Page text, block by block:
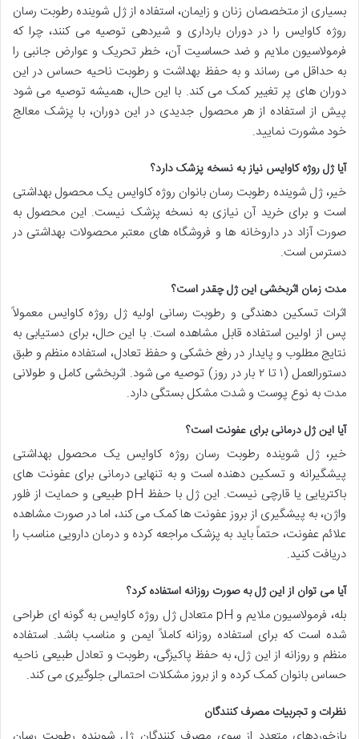
بسیاری از متخصصان زنان و زایمان، استفاده از ژل شوینده رطوبت رسان
روژه کاوایس را در دوران بارداری و شیردهی توصیه می کنند، چرا که
فرمولاسیون ملایم و ضد حساسیت آن، خطر تحریک و عوارض جانبی را
به حداقل می رساند و به حفظ بهداشت و رطوبت ناحیه حساس در این
دوران های پر تغییر کمک می کند. با این حال، همیشه توصیه می شود
پیش از استفاده از هر محصول جدیدی در این دوران، با پزشک معالج
خود مشورت نمایید.
آیا ژل روژه کاوایس نیاز به نسخه پزشک دارد؟
خیر، ژل شوینده رطوبت رسان بانوان روژه کاوایس یک محصول بهداشتی
است و برای خرید آن نیازی به نسخه پزشک نیست. این محصول به
صورت آزاد در داروخانه ها و فروشگاه های معتبر محصولات بهداشتی در
دسترس است.
مدت زمان اثربخشی این ژل چقدر است؟
اثرات تسکین دهندگی و رطوبت رسانی اولیه ژل روژه کاوایس معمولاً
پس از اولین استفاده قابل مشاهده است. با این حال، برای دستیابی به
نتایج مطلوب و پایدار در رفع خشکی و حفظ تعادل، استفاده منظم و طبق
دستورالعمل (۱ تا ۲ بار در روز) توصیه می شود. اثربخشی کامل و طولانی
مدت به نوع پوست و شدت مشکل بستگی دارد.
آیا این ژل درمانی برای عفونت است؟
خیر، ژل شوینده رطوبت رسان روژه کاوایس یک محصول بهداشتی
پیشگیرانه و تسکین دهنده است و به تنهایی درمانی برای عفونت های
باکتریایی یا قارچی نیست. این ژل با حفظ pH طبیعی و حمایت از فلور
واژن، به پیشگیری از بروز عفونت ها کمک می کند، اما در صورت مشاهده
علائم عفونت، حتماً باید به پزشک مراجعه کرده و درمان دارویی مناسب را
دریافت کنید.
آیا می توان از این ژل به صورت روزانه استفاده کرد؟
بله، فرمولاسیون ملایم و pH متعادل ژل روژه کاوایس به گونه ای طراحی
شده است که برای استفاده روزانه کاملاً ایمن و مناسب باشد. استفاده
منظم و روزانه از این ژل، به حفظ پاکیزگی، رطوبت و تعادل طبیعی ناحیه
حساس بانوان کمک کرده و از بروز مشکلات احتمالی جلوگیری می کند.
نظرات و تجربیات مصرف کنندگان